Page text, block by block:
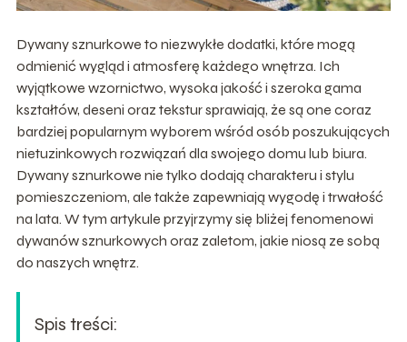
Dywany sznurkowe to niezwykłe dodatki, które mogą
odmienić wygląd i atmosferę każdego wnętrza. Ich
wyjątkowe wzornictwo, wysoka jakość i szeroka gama
kształtów, deseni oraz tekstur sprawiają, że są one coraz
bardziej popularnym wyborem wśród osób poszukujących
nietuzinkowych rozwiązań dla swojego domu lub biura.
Dywany sznurkowe nie tylko dodają charakteru i stylu
pomieszczeniom, ale także zapewniają wygodę i trwałość
na lata. W tym artykule przyjrzymy się bliżej fenomenowi
dywanów sznurkowych oraz zaletom, jakie niosą ze sobą
do naszych wnętrz.
Spis treści: